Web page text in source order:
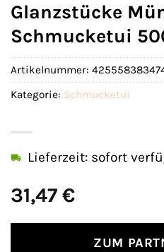
Glanzstücke
Schmucketui
31,47 €
Lieferzeit: sofort
ZUM
Artikelnummer:
Kategorie: Schmucketui